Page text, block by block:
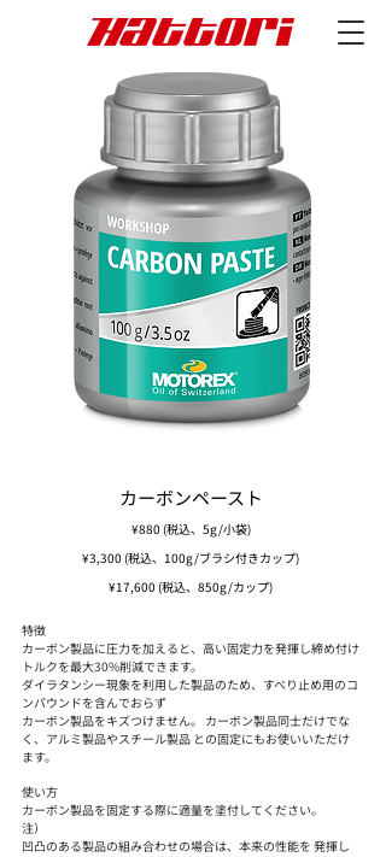
カーボンペースト
¥880 (税込、5g/小袋)
¥3,300 (税込、100g/ブラシ付きカップ)
¥17,600 (税込、850g/カップ)
特徴
カーボン製品に圧力を加えると、高い固定力を発揮し締め付け
トルクを最大30%削減できます。
ダイラタンシー現象を利用した製品のため、すべり止め用のコ
ンパウンドを含んでおらず
カーボン製品をキズつけません。 カーボン製品同士だけでな
く、アルミ製品やスチール製品 との固定にもお使いいただけ
ます。
使い方
カーボン製品を固定する際に適量を塗付してください。
注）
凹凸のある製品の組み合わせの場合は、本来の性能を 発揮し